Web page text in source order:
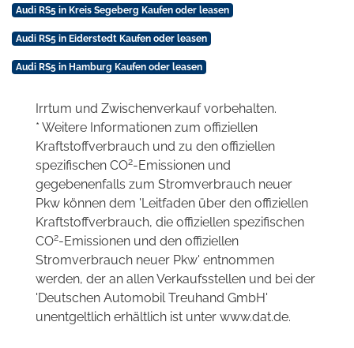
Audi RS5 in Kreis Segeberg Kaufen oder leasen
Audi RS5 in Eiderstedt Kaufen oder leasen
Audi RS5 in Hamburg Kaufen oder leasen
Irrtum und Zwischenverkauf vorbehalten.
* Weitere Informationen zum offiziellen
Kraftstoffverbrauch und zu den offiziellen
spezifischen CO2-Emissionen und
gegebenenfalls zum Stromverbrauch neuer
Pkw können dem 'Leitfaden über den offiziellen
Kraftstoffverbrauch, die offiziellen spezifischen
CO2-Emissionen und den offiziellen
Stromverbrauch neuer Pkw' entnommen
werden, der an allen Verkaufsstellen und bei der
'Deutschen Automobil Treuhand GmbH'
unentgeltlich erhältlich ist unter www.dat.de.